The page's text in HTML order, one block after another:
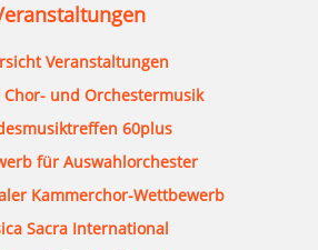
Veranstaltungen
Chor- und Orchestermusik
60plus
für Auswahlorchester
Kammerchor-Wettbewerb
Sacra International